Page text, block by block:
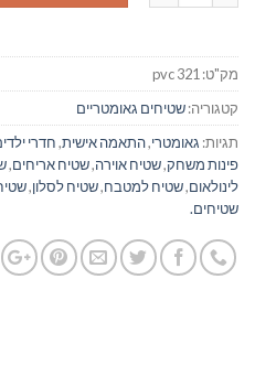
מק"ט:pvc 321
קטגוריה:שטיחים גאומטריים
תגיות: גאומטרי,התאמה אישית,חדרי
פינות משחק,שטיח אוירה,שטיח אריחים,
לינולאום,שטיח למטבח,שטיח לסלון,
שטיחים.